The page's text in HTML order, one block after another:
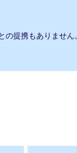
提携もありません